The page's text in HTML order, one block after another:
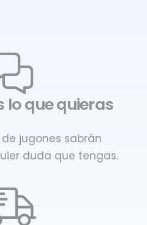
lo que quieras
jugones sabrán
duda que tengas.